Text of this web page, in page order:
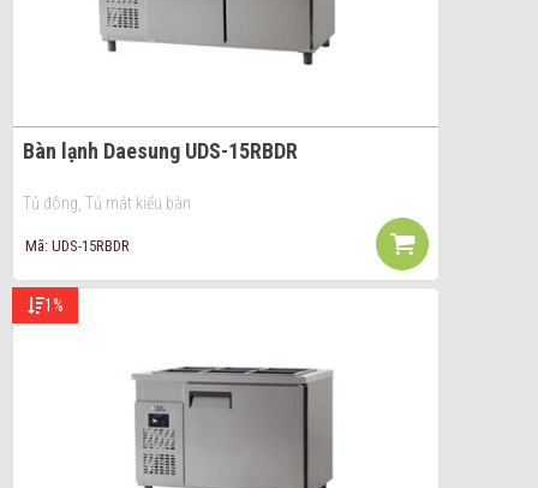
Bàn lạnh Daesung UDS-15RBDR
Tủ đông, Tủ mát kiểu bàn
Mã: UDS-15RBDR
1%